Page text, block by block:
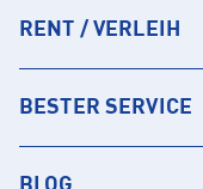
RENT / VERLEIH
BESTER SERVICE